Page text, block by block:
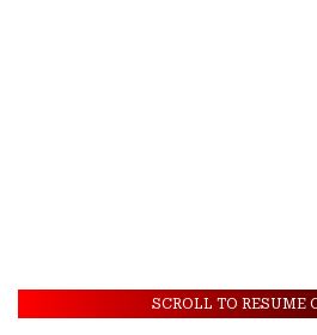
SCROLL TO RESUME